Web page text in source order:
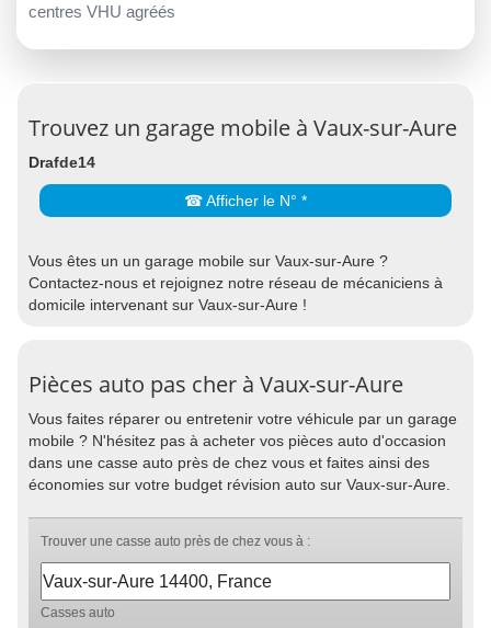
centres VHU agréés
Trouvez un garage mobile à Vaux-sur-Aure
Drafde14
☎ Afficher le N° *
Vous êtes un un garage mobile sur Vaux-sur-Aure ?
Contactez-nous et rejoignez notre réseau de mécaniciens à
domicile intervenant sur Vaux-sur-Aure !
Pièces auto pas cher à Vaux-sur-Aure
Vous faites réparer ou entretenir votre véhicule par un garage
mobile ? N'hésitez pas à acheter vos pièces auto d'occasion
dans une casse auto près de chez vous et faites ainsi des
économies sur votre budget révision auto sur Vaux-sur-Aure.